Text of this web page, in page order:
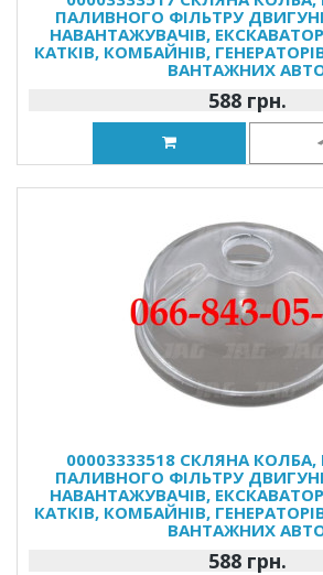
ПАЛИВНОГО ФІЛЬТРУ
НАВАНТАЖУВАЧІВ,
КАТКІВ, КОМБАЙНІВ,
ВАНТАЖНИХ
588 грн.
00003333518 СКЛЯНА КОЛБА,
ПАЛИВНОГО ФІЛЬТРУ
НАВАНТАЖУВАЧІВ,
КАТКІВ, КОМБАЙНІВ,
ВАНТАЖНИХ
588 грн.